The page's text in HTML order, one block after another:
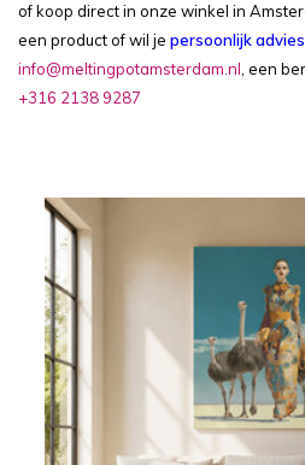
of koop direct in onze winkel in
een product of wil je persoonlijk advies
info@meltingpotamsterdam.nl , een
+316 2138 9287